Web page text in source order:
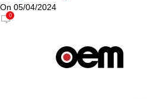
On 05/04/2024
0